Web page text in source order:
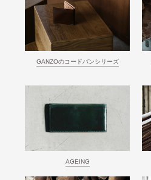
GANZOのコードバンシリーズ
AGEING